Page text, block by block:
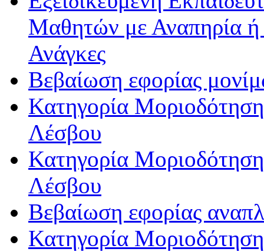
Μαθητών με Αναπηρία ή /
Ανάγκες
Βεβαίωση εφορίας
Κατηγορία
Λέσβου
Κατηγορία
Λέσβου
Βεβαίωση εφορίας
Κατηγορία